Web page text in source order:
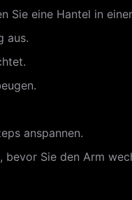
Sie eine Hantel in
aus.
anspannen.
Sie den Arm